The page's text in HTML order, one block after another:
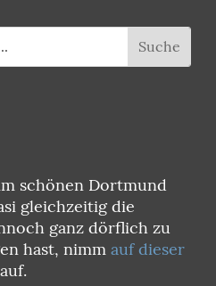
schönen Dortmund
gleichzeitig die
ganz dörflich zu
hast, nimm auf dieser
auf.